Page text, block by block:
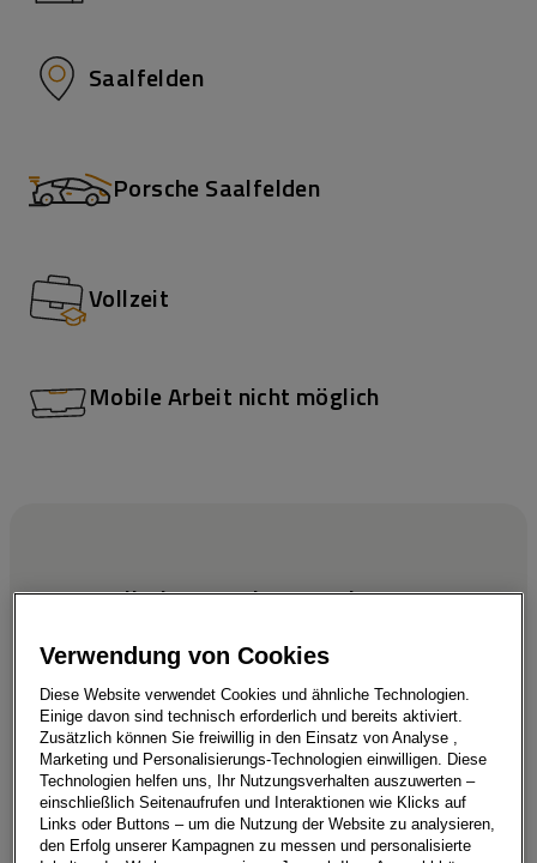
Saalfelden
Porsche Saalfelden
Vollzeit
Mobile Arbeit nicht möglich
Wir möchten die Welt
bewegen
Möchtest du Teil des führenden
Automobilhändlers in Europa sein und bei der
Gestaltung von Mobilitätslösungen aller Art
Verwendung von Cookies
Diese Website verwendet Cookies und ähnliche Technologien.
Einige davon sind technisch erforderlich und bereits aktiviert.
Zusätzlich können Sie freiwillig in den Einsatz von Analyse ,
Marketing und Personalisierungs-Technologien einwilligen. Diese
Technologien helfen uns, Ihr Nutzungsverhalten auszuwerten –
einschließlich Seitenaufrufen und Interaktionen wie Klicks auf
Links oder Buttons – um die Nutzung der Website zu analysieren,
den Erfolg unserer Kampagnen zu messen und personalisierte